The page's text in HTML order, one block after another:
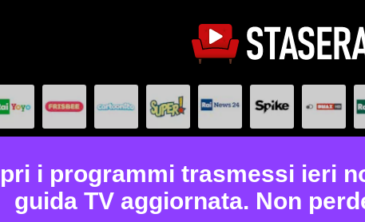
i programmi trasmessi ieri
guida TV aggiornata. Non